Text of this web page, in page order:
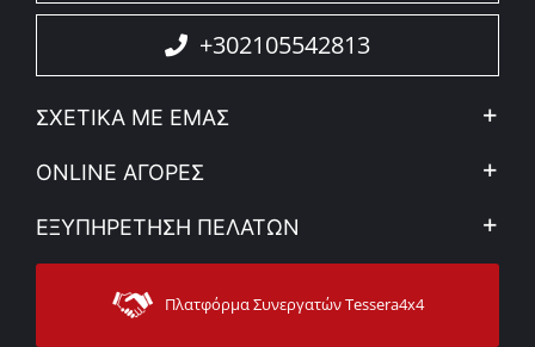
+302105542813
ΣΧΕΤΙΚΑ ΜΕ ΕΜΑΣ
Η Εταιρεία
Εταιρικά νέα
Sitemap
ONLINE ΑΓΟΡΕΣ
Ο λογαριασμός μου
Τρόποι Αποστολής
ΕΞΥΠΗΡΕΤΗΣΗ ΠΕΛΑΤΩΝ
Επικοινωνία
Υποστήριξη
Πορεία παραγγελίας
Πλατφόρμα Συνεργατών Tessera4x4